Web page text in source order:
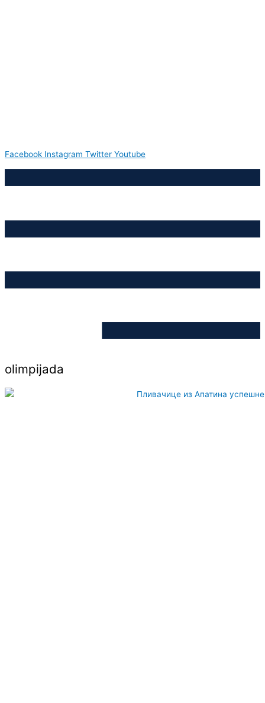
Facebook Instagram Twitter Youtube
olimpijada